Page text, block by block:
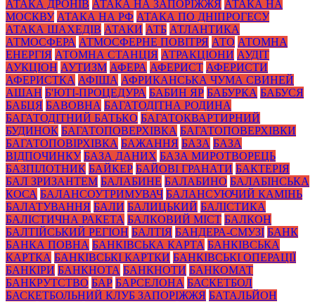
АТАКА ДРОНІВ АТАКА НА ЗАПОРІЖЖЯ АТАКА НА
МОСКВУ АТАКА НА РФ АТАКА ПО ДНІПРОГЕСУ
АТАКА ШАХЕДІВ АТАКИ АТБ АТЛАНТИКА
АТМОСФЕРА АТМОСФЕРНЕ ПОВІТРЯ АТО АТОМНА
ЕНЕРГІЯ АТОМНА СТАНЦІЯ АТРАКЦІОНИ АУДІТ
АУКЦІОН АУТИЗМ АФЕРА АФЕРИСТ АФЕРИСТИ
АФЕРИСТКА АФІША АФРИКАНСЬКА ЧУМА СВИНЕЙ
АШАН Б'ЮТІ-ПРОЦЕДУРА БАБИН ЯР БАБУРКА БАБУСЯ
БАБЦЯ БАВОВНА БАГАТОДІТНА РОДИНА
БАГАТОДІТНИЙ БАТЬКО БАГАТОКВАРТИРНИЙ
БУДИНОК БАГАТОПОВЕРХІВКА БАГАТОПОВЕРХІВКИ
БАГАТОПОВІРХІВКА БАЖАННЯ БАЗА БАЗА
ВІДПОЧИНКУ БАЗА ДАНИХ БАЗА МИРОТВОРЕЦЬ
БАЗПІЛОТНИК БАЙКЕР БАЙОВІ ГРАНАТИ БАКТЕРІЯ
БАЛ ЗРИЗАНТЕМ БАЛАБИНЕ БАЛАБИНО БАЛАБІНСЬКА
КОСА БАЛАНСОУТРИМУВАЧ БАЛАНСУЮЧИЙ КАМІНЬ
БАЛАТУВАННЯ БАЛИ БАЛИЦЬКИЙ БАЛІСТИКА
БАЛІСТИЧНА РАКЕТА БАЛКОВИЙ МІСТ БАЛКОН
БАЛТІЙСЬКИЙ РЕГІОН БАЛТІЯ БАНДЕРА-СМУЗІ БАНК
БАНКА ПОВНА БАНКІВСЬКА КАРТА БАНКІВСЬКА
КАРТКА БАНКІВСЬКІ КАРТКИ БАНКІВСЬКІ ОПЕРАЦІЇ
БАНКІРИ БАНКНОТА БАНКНОТИ БАНКОМАТ
БАНКРУТСТВО БАР БАРСЕЛОНА БАСКЕТБОЛ
БАСКЕТБОЛЬНИЙ КЛУБ ЗАПОРІЖЖЯ БАТАЛЬЙОН